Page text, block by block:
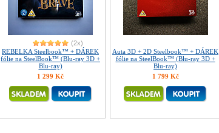
(2x)
REBELKA Steelbook™ + DÁREK
fólie na SteelBook™ (Blu-ray 3D +
Blu-ray)
1 299 Kč
Auta 3D + 2D Steelbook™ + DÁREK
fólie na SteelBook™ (Blu-ray 3D +
Blu-ray)
1 799 Kč